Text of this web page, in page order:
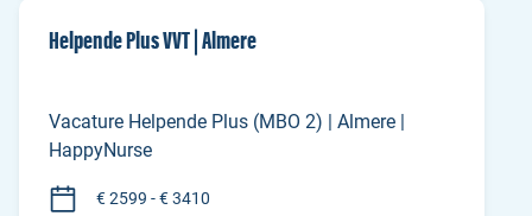
Helpende Plus VVT | Almere
Vacature Helpende Plus (MBO 2) | Almere |
HappyNurse
€ 2599 - € 3410